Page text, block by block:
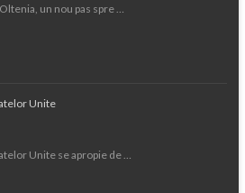
un nou pas spre …
Unite
Unite se apropie de …